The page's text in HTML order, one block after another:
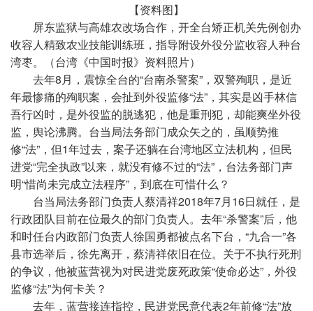
【资料图】
屏东监狱与高雄农改场合作，开全台矫正机关先例创办
收容人精致农业技能训练班，指导附设外役分监收容人种台
湾枣。（台湾《中国时报》资料照片）
去年8月，震惊全台的“台南杀警案”，双警殉职，是近
年最惨痛的殉职案，会扯到外役监修“法”，其实是凶手林信
吾行凶时，是外役监的脱逃犯，他是重刑犯，却能爽坐外役
监，舆论沸腾。台当局法务部门成众矢之的，虽顺势推
修“法”，但1年过去，案子还躺在台湾地区立法机构，但民
进党“完全执政”以来，就没有修不过的“法”，台法务部门声
明“惜尚未完成立法程序”，到底在可惜什么？
台当局法务部门负责人蔡清祥2018年7月16日就任，是
行政团队目前在位最久的部门负责人。去年“杀警案”后，他
和时任台内政部门负责人徐国勇都被点名下台，“九合一”各
县市选举后，徐先离开，蔡清祥依旧在位。关于不执行死刑
的争议，他被蓝营视为对民进党废死政策“使命必达”，外役
监修“法”为何卡关？
去年，蓝营接连指控，民进党民意代表2年前修“法”放